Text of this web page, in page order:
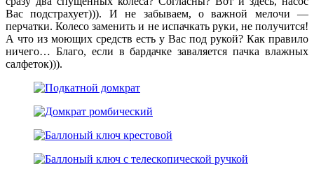
Вас подстрахует))). И не забываем, о важной мелочи —
перчатки. Колесо заменить и не испачкать руки, не получится!
А что из моющих средств есть у Вас под рукой? Как правило
ничего… Благо, если в бардачке заваляется пачка влажных
салфеток))).